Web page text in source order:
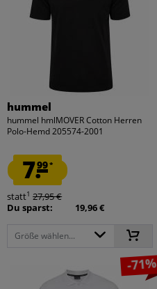
hummel
hummel hmlMOVER Cotton Herren
Polo-Hemd 205574-2001
7.99*
statt1 27,95 €
Du sparst:
19,96 €
Größe wählen...
-71%